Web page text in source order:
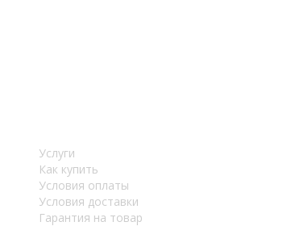
Услуги
Как купить
Условия оплаты
Условия доставки
Гарантия на товар